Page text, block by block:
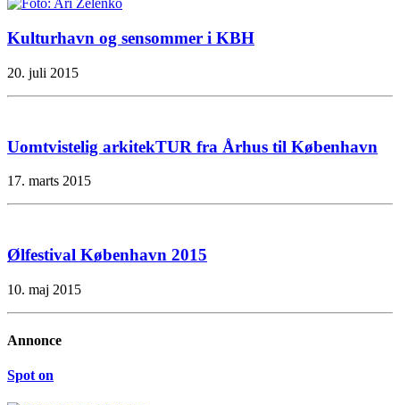
Kulturhavn og sensommer i KBH
20. juli 2015
Uomtvistelig arkitekTUR fra Århus til København
17. marts 2015
Ølfestival København 2015
10. maj 2015
Annonce
Spot on